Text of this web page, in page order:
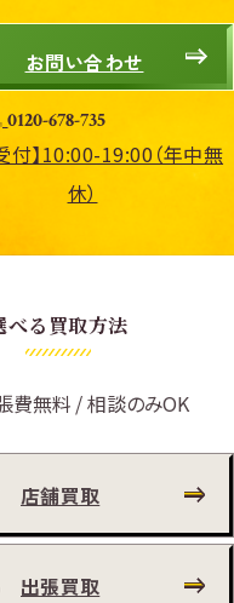
お問い合わせ
0120-678-735
付】10:00-19:00（年中無
休）
べる買取方法
費無料 / 相談のみOK
店舗買取
出張買取